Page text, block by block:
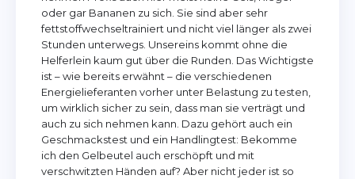
oder gar Bananen zu sich. Sie sind aber sehr
fettstoffwechseltrainiert und nicht viel länger als zwei
Stunden unterwegs. Unsereins kommt ohne die
Helferlein kaum gut über die Runden. Das Wichtigste
ist – wie bereits erwähnt – die verschiedenen
Energielieferanten vorher unter Belastung zu testen,
um wirklich sicher zu sein, dass man sie verträgt und
auch zu sich nehmen kann. Dazu gehört auch ein
Geschmackstest und ein Handlingtest: Bekomme
ich den Gelbeutel auch erschöpft und mit
verschwitzten Händen auf? Aber nicht jeder ist so